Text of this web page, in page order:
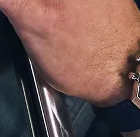
traditionelles
talentierte Artisans zu
für die Schaffung
sind. Orphelia feiert die
und elegant
aus Anmut und